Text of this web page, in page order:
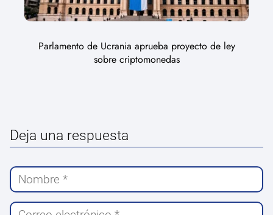
Parlamento de Ucrania aprueba proyecto de ley
sobre criptomonedas
Deja una respuesta